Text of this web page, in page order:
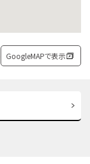
GoogleMAPで表示